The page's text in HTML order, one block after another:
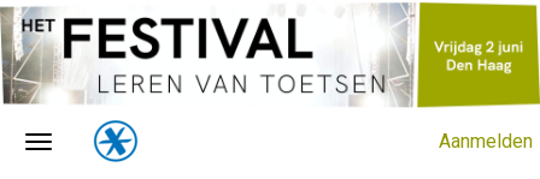
Aanmelden